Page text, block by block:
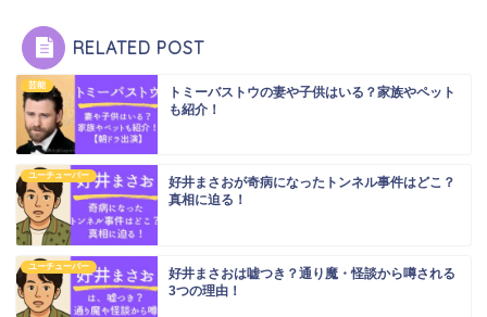
RELATED POST
芸能
トミーバストウの妻や子供はいる？家族やペット
も紹介！
ユーチューバー
好井まさおが奇病になったトンネル事件はどこ？
真相に迫る！
ユーチューバー
好井まさおは嘘つき？通り魔・怪談から噂される
3つの理由！